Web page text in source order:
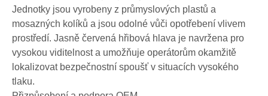
Jednotky jsou vyrobeny z průmyslových plastů a
mosazných kolíků a jsou odolné vůči opotřebení vlivem
prostředí. Jasně červená hřibová hlava je navržena pro
vysokou viditelnost a umožňuje operátorům okamžitě
lokalizovat bezpečnostní spoušť v situacích vysokého
tlaku.